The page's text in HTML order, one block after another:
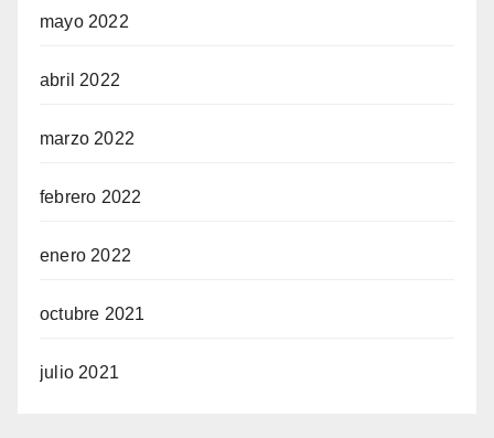
mayo 2022
abril 2022
marzo 2022
febrero 2022
enero 2022
octubre 2021
julio 2021